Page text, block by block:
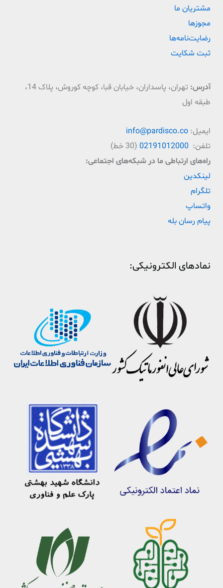
مشتریان ما
مجوزها
رضایت‌نامه‌ها
ثبت شکایت
آدرس:
تهران، پاسداران، خیابان قبا، کوچه کوروش، پلاک 14،
طبقه اول
ایمیل: info@pardisco.co
تلفن: 02191012000 (30 خط)
راه‌‌های ارتباطی ما در شبکه‌های اجتماعی:
لینکدین
تلگرام
واتساپ
پیام رسان بله
نمادهای الکترونیکی: